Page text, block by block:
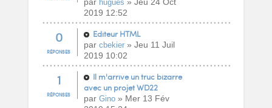
hugues
2019 12:52
0
RÉPONSES
Editeur HTML
par cbekier» Jeu 11 Juil
2019 10:02
1
RÉPONSES
Il m'arrive un truc bizarre
avec un projet WD22
par Gino» Mer 13 Fév